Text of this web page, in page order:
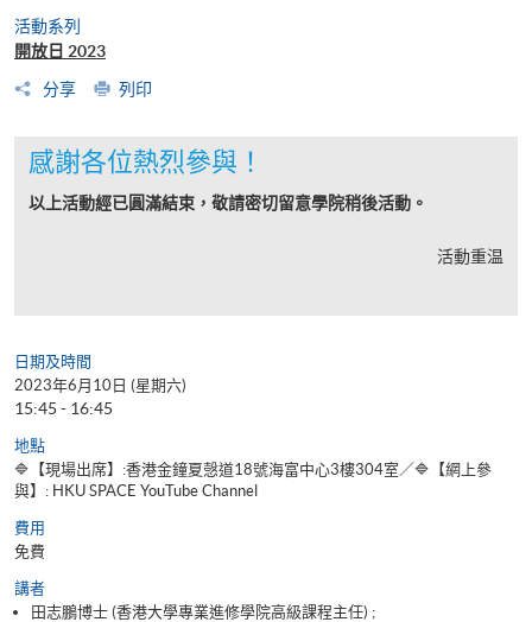
活動系列
開放日 2023
分享
列印
感謝各位熱烈參與！
以上活動經已圓滿結束，敬請密切留意學院稍後活動。
活動重温
日期及時間
2023年6月10日 (星期六)
15:45 - 16:45
地點
🔷【現場出席】:香港金鐘夏愨道18號海富中心3樓304室／🔷【網上參
與】: HKU SPACE YouTube Channel
費用
免費
講者
田志鵬博士 (香港大學專業進修學院高級課程主任) ;